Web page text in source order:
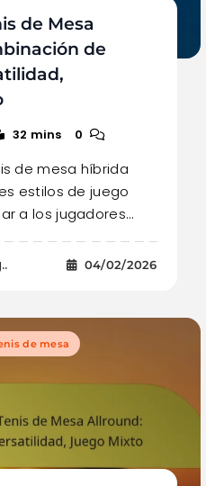
de Mesa
de
32 mins 0
de mesa híbrida
estilos de juego
a los jugadores…
04/02/2026
de mesa